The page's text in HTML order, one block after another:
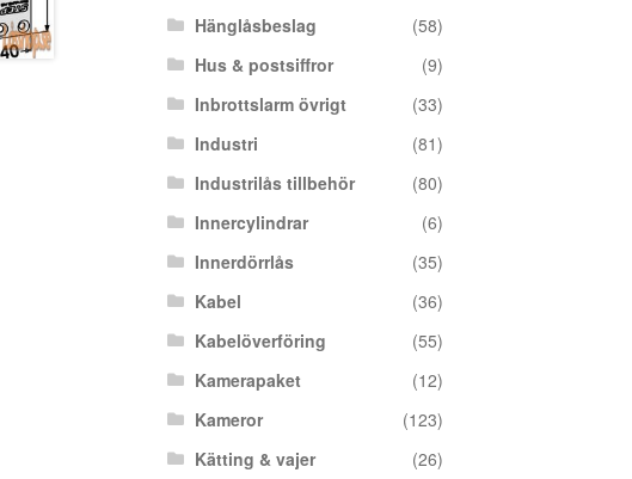
Hänglåsbeslag
(58)
Hus & postsiffror
(9)
Inbrottslarm övrigt
(33)
Industri
(81)
Industrilås tillbehör
(80)
Innercylindrar
(6)
Innerdörrlås
(35)
Kabel
(36)
Kabelöverföring
(55)
Kamerapaket
(12)
Kameror
(123)
Kätting & vajer
(26)